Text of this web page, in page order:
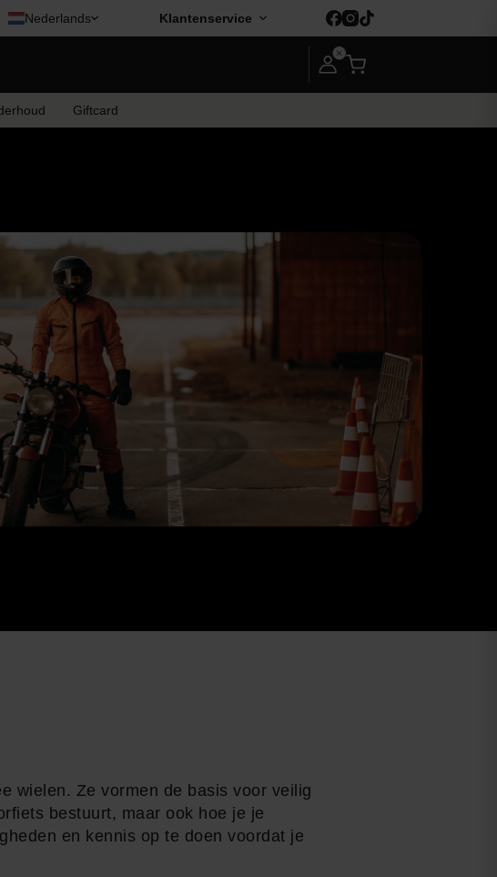
Nederlands Klantenservice
Giftcard
wielen. Ze vormen de basis voor veilig
bestuurt, maar ook hoe je je
en kennis op te doen voordat je